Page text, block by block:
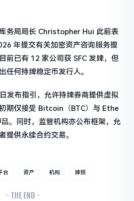
务局局长 Christopher Hui 此前表
年提交有关加密资产咨询服务提
前已有 12 家公司获 SFC 发牌，但
任何持牌稳定币发行人。
发布指引，允许持牌券商提供虚拟
期仅接受 Bitcoin（BTC）与 Ethe
。同时，监管机构亦公布框架，允
提供永续合约交易。
台 资产 机构 牌照
- THE END -